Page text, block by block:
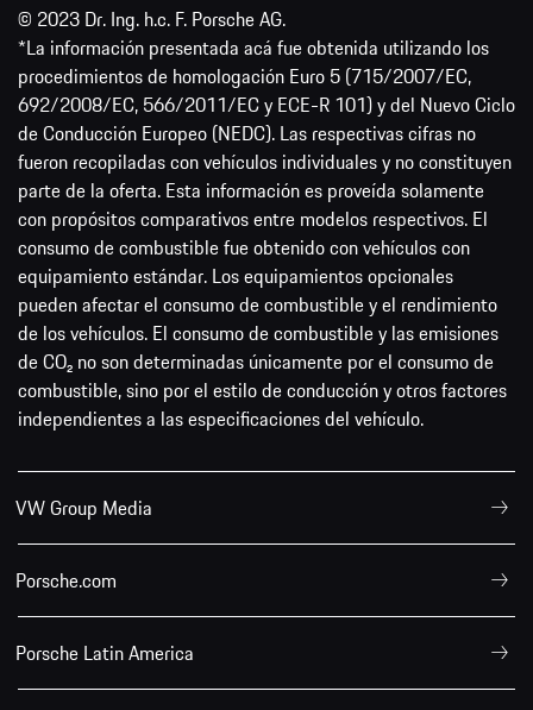
© 2023 Dr. Ing. h.c. F. Porsche AG.
*La información presentada acá fue obtenida utilizando los
procedimientos de homologación Euro 5 (715/2007/EC,
692/2008/EC, 566/2011/EC y ECE-R 101) y del Nuevo Ciclo
de Conducción Europeo (NEDC). Las respectivas cifras no
fueron recopiladas con vehículos individuales y no constituyen
parte de la oferta. Esta información es proveída solamente
con propósitos comparativos entre modelos respectivos. El
consumo de combustible fue obtenido con vehículos con
equipamiento estándar. Los equipamientos opcionales
pueden afectar el consumo de combustible y el rendimiento
de los vehículos. El consumo de combustible y las emisiones
de CO₂ no son determinadas únicamente por el consumo de
combustible, sino por el estilo de conducción y otros factores
independientes a las especificaciones del vehículo.
VW Group Media
Porsche.com
Porsche Latin America